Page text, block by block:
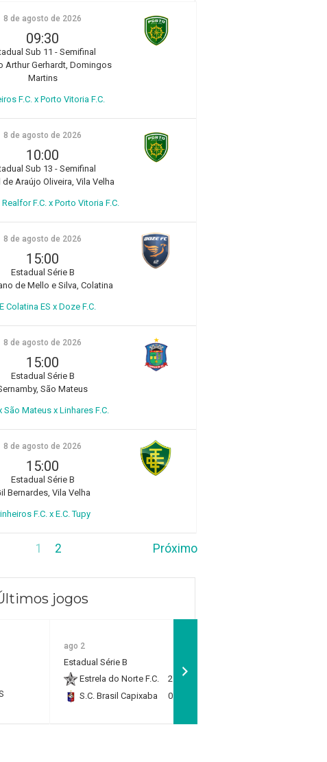
8 de agosto de 2026
09:30
Sub 11 - Semifinal
Arthur Gerhardt, Domingos
Martins
F.C. x Porto Vitoria F.C.
8 de agosto de 2026
10:00
Sub 13 - Semifinal
Araújo Oliveira, Vila Velha
F.C. x Porto Vitoria F.C.
8 de agosto de 2026
15:00
Estadual Série B
de Mello e Silva, Colatina
Colatina ES x Doze F.C.
8 de agosto de 2026
15:00
Estadual Série B
São Mateus
São Mateus x Linhares F.C.
8 de agosto de 2026
15:00
Estadual Série B
Bernardes, Vila Velha
F.C. x E.C. Tupy
1 2 Próximo
jogos
ago 2
Estadual Série B
Estrela do Norte F.C.
2
S.C. Brasil Capixaba
0